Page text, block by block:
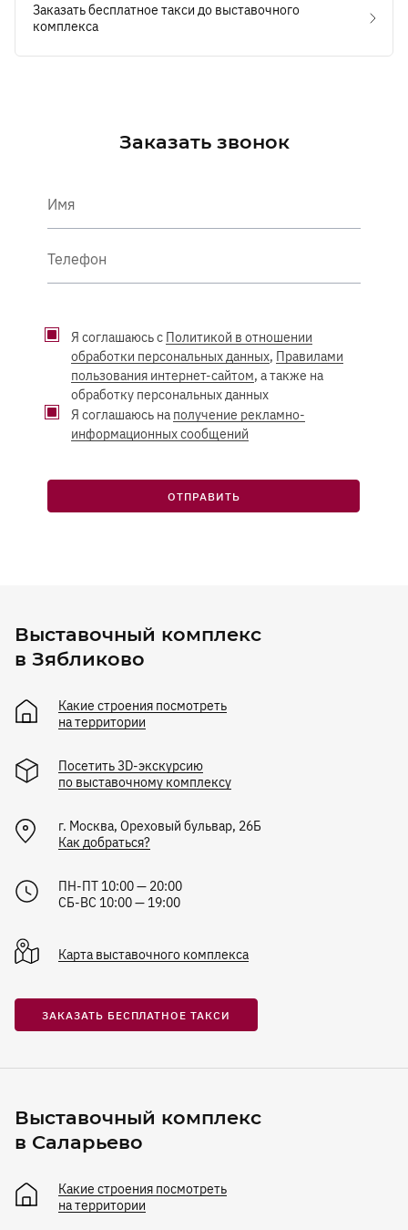
Заказать бесплатное такси до выставочного
комплекса
Заказать звонок
Имя
Телефон
Я соглашаюсь с Политикой в отношении
обработки персональных данных, Правилами
пользования интернет-сайтом, а также на
обработку персональных данных
Я соглашаюсь на получение рекламно-
информационных сообщений
ОТПРАВИТЬ
Выставочный комплекс
в Зябликово
Какие строения посмотреть
на территории
Посетить 3D-экскурсию
по выставочному комплексу
г. Москва, Ореховый бульвар, 26Б
Как добраться?
ПН-ПТ 10:00 — 20:00
СБ-ВС 10:00 — 19:00
Карта выставочного комплекса
ЗАКАЗАТЬ БЕСПЛАТНОЕ ТАКСИ
Выставочный комплекс
в Саларьево
Какие строения посмотреть
на территории